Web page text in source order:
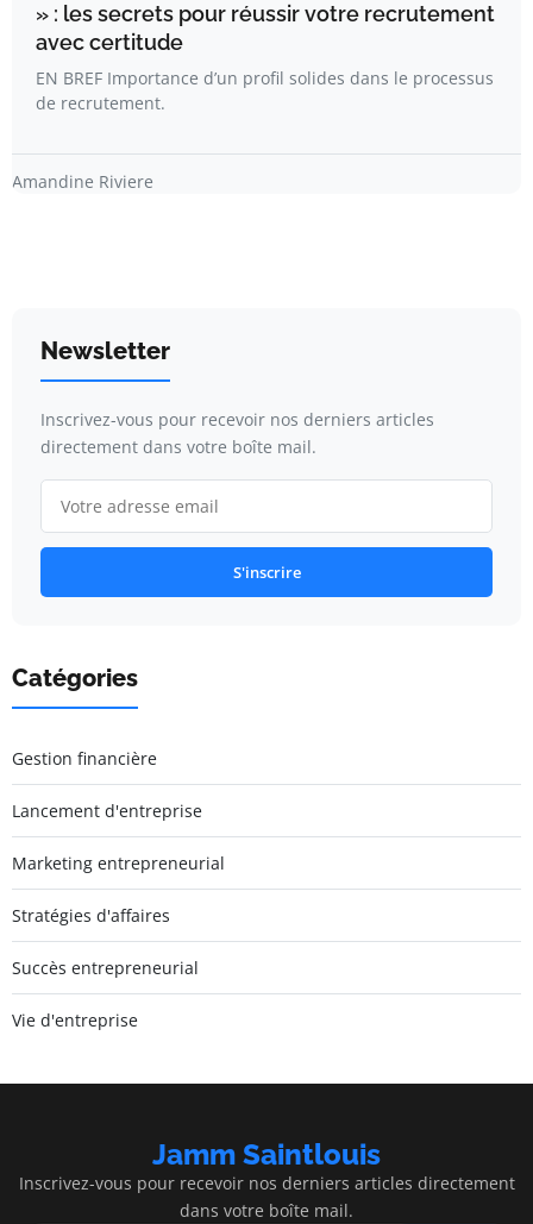
» : les secrets pour réussir votre recrutement
avec certitude
EN BREF Importance d’un profil solides dans le processus
de recrutement.
Amandine Riviere
Newsletter
Inscrivez-vous pour recevoir nos derniers articles
directement dans votre boîte mail.
S'inscrire
Catégories
Gestion financière
Lancement d'entreprise
Marketing entrepreneurial
Stratégies d'affaires
Succès entrepreneurial
Vie d'entreprise
Jamm Saintlouis
Inscrivez-vous pour recevoir nos derniers articles directement
dans votre boîte mail.